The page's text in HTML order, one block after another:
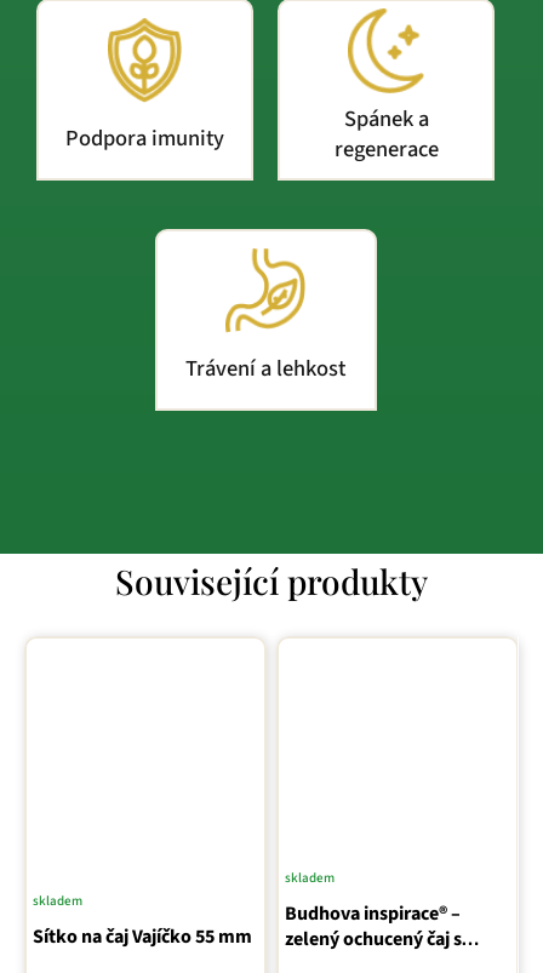
Podpora imunity
Spánek a
regenerace
Trávení a lehkost
Související produkty
Sítko na čaj Vajíčko 55 mm
skladem
Budhova inspirace® –
zelený ochucený čaj s
Průměrné
hodnocení
produktu
skladem